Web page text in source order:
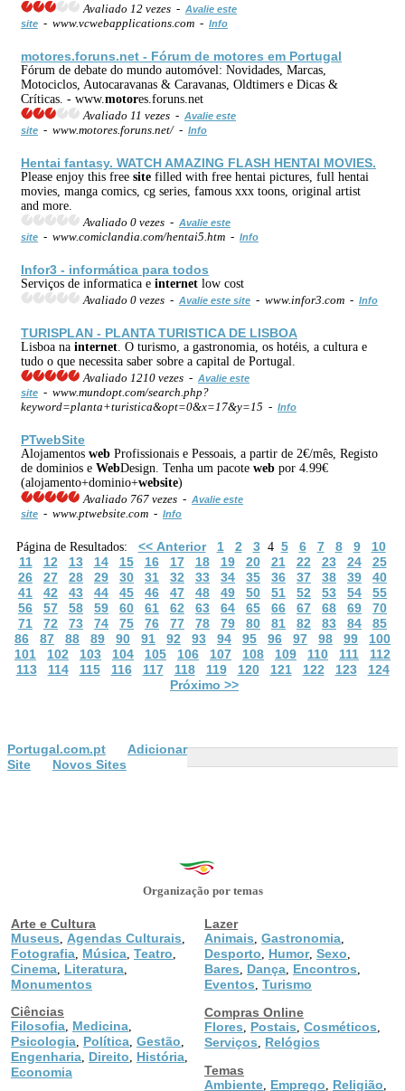
Avaliado 12 vezes - Avalie este
site - www.vcwebapplications.com - Info
motores.foruns.net - Fórum de motores em Portugal
Fórum de debate do mundo automóvel: Novidades, Marcas,
Motociclos, Autocaravanas & Caravanas, Oldtimers e Dicas &
Críticas. - www. motores.foruns.net
Avaliado 11 vezes - Avalie este
site - www.motores.foruns.net/ - Info
Hentai fantasy. WATCH AMAZING FLASH HENTAI MOVIES.
Please enjoy this free site filled with free hentai pictures, full hentai
movies, manga comics, cg series, famous xxx toons, original artist
and more.
Avaliado 0 vezes - Avalie este
site - www.comiclandia.com/hentai5.htm - Info
Infor3 - informática para todos
Serviços de informatica e internet low cost
Avaliado 0 vezes - Avalie este site - www.infor3.com - Info
TURISPLAN - PLANTA TURISTICA DE LISBOA
Lisboa na internet . O turismo, a gastronomia, os hotéis, a cultura e
tudo o que necessita saber sobre a capital de Portugal.
Avaliado 1210 vezes - Avalie este
site - www.mundopt.com/search.php?
keyword=planta+turistica&opt=0&x=17&y=15 - Info
PTwebSite
Alojamentos web Profissionais e Pessoais, a partir de 2€/mês, Registo
de dominios e WebDesign. Tenha um pacote web por 4.99€
(alojamento+dominio+website)
Avaliado 767 vezes - Avalie este
site - www.ptwebsite.com - Info
Página de Resultados: << Anterior 1 2 34 5 6 7 8 9
10
11
12 13 14 15 16 17 18 19 20 21 22 23 24
25
26
27 28 29 30 31 32 33 34 35 36 37 38 39
40
41
42 43 44 45 46 47 48 49 50 51 52 53 54
55
56
57 58 59 60 61 62 63 64 65 66 67 68 69
70
71
72 73 74 75 76 77 78 79 80 81 82 83 84
85
86
87 88 89 90 91 92 93 94 95 96 97 98 99
100
101
102 103 104 105 106 107 108 109 110 111
112
113
114 115 116 117 118 119 120 121 122 123
124
Próximo >>
Portugal.com.pt
Adicionar
Site
Novos Sites
Organização por temas
Arte e Cultura
Museus
Agendas Culturais
Fotografia Música Teatro
Cinema Literatura
Monumentos
Ciências
Filosofia Medicina
Psicologia Política Gestão
Engenharia Direito História
Economia
Lazer
Animais Gastronomia
Desporto Humor, Sexo
Bares Dança Encontros
Eventos Turismo
Compras Online
Flores
Postais Cosméticos
Serviços
Relógios
Temas
Ambiente Emprego Religião